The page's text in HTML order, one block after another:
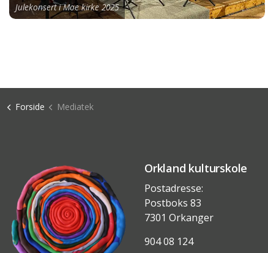
Julekonsert i Moe kirke 2025
Forside Mediatek
Orkland kulturskole
Postadresse:
Postboks 83
7301 Orkanger
904 08 124